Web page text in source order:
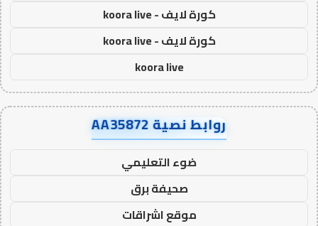
كورة لايف - koora live
كورة لايف - koora live
koora live
روابط نصية AA35872
ضوء التعليمي
صحيفة برق
موقع اشراقات